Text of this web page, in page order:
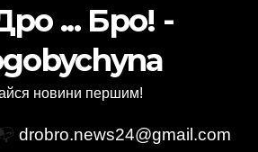
... Бро! -
новини першим!
drobro.news24@gmail.com